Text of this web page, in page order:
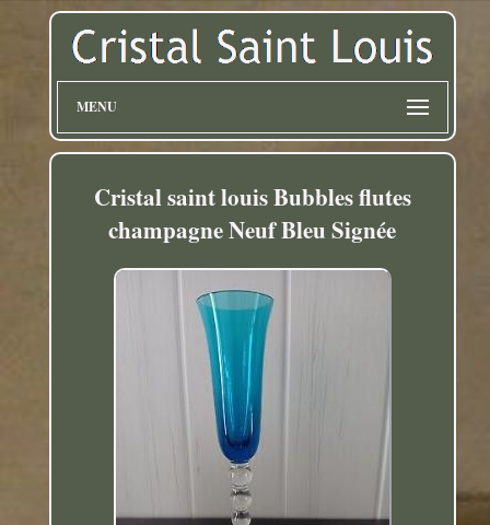
MENU
Cristal saint louis Bubbles flutes
champagne Neuf Bleu Signée